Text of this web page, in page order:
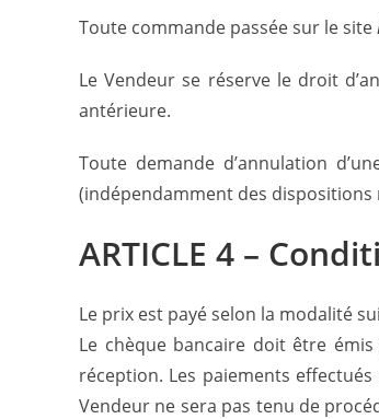
Toute commande passée sur le site
Le Vendeur se réserve le droit
antérieure.
Toute demande d’annulation
(indépendamment des
ARTICLE 4 –
Le prix est payé selon la modalité
Le chèque bancaire doit être
réception. Les paiements
Vendeur ne sera pas tenu de